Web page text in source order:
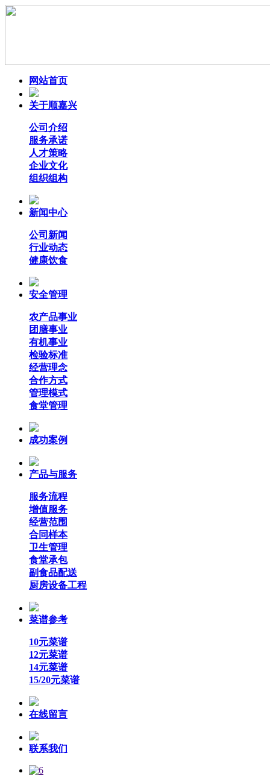
网站首页
关于顺嘉兴
公司介绍
服务承诺
人才策略
企业文化
组织组构
新闻中心
公司新闻
行业动态
健康饮食
安全管理
农产品事业
团膳事业
有机事业
检验标准
经营理念
合作方式
管理模式
食堂管理
成功案例
产品与服务
服务流程
增值服务
经营范围
合同样本
卫生管理
食堂承包
副食品配送
厨房设备工程
菜谱参考
10元菜谱
12元菜谱
14元菜谱
15/20元菜谱
在线留言
联系我们